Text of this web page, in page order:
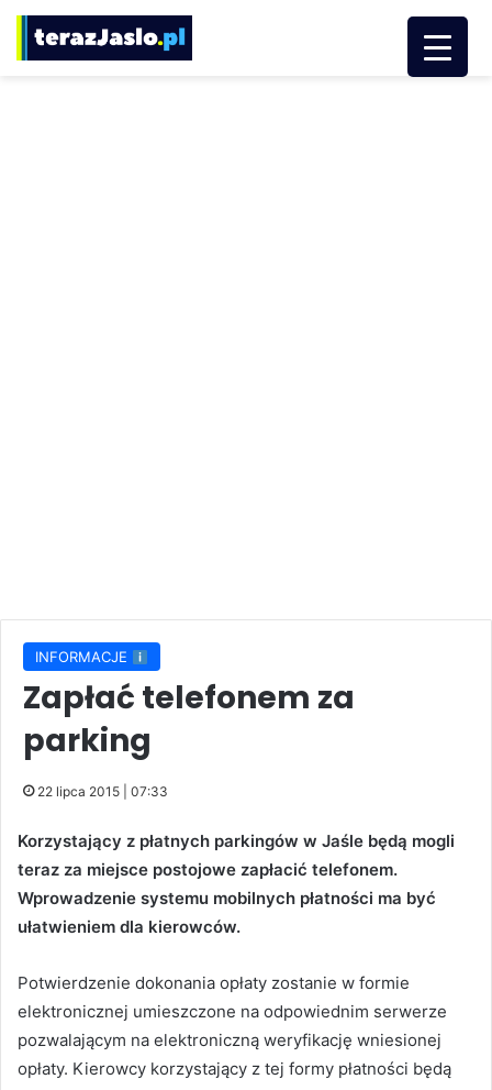
INFORMACJE
Zapłać telefonem za
parking
22 lipca 2015 | 07:33
Korzystający z płatnych parkingów w Jaśle będą mogli
teraz za miejsce postojowe zapłacić telefonem.
Wprowadzenie systemu mobilnych płatności ma być
ułatwieniem dla kierowców.
Potwierdzenie dokonania opłaty zostanie w formie
elektronicznej umieszczone na odpowiednim serwerze
pozwalającym na elektroniczną weryfikację wniesionej
opłaty. Kierowcy korzystający z tej formy płatności będą